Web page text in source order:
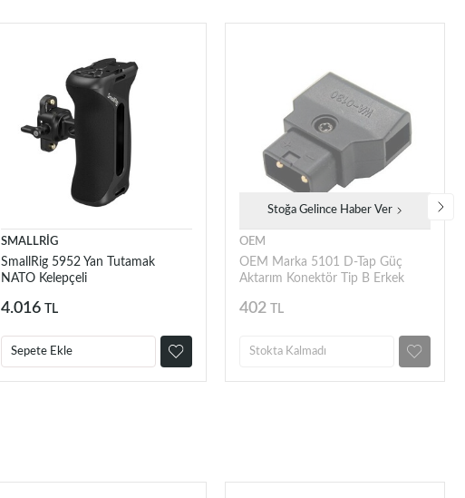
SMALLRİG
SmallRig 5952 Yan Tutamak
NATO Kelepçeli
4.016 TL
Sepete Ekle
Stoğa Gelince Haber Ver
OEM
OEM Marka 5101 D-Tap Güç
Aktarım Konektör Tip B Erkek
402 TL
Stokta Kalmadı